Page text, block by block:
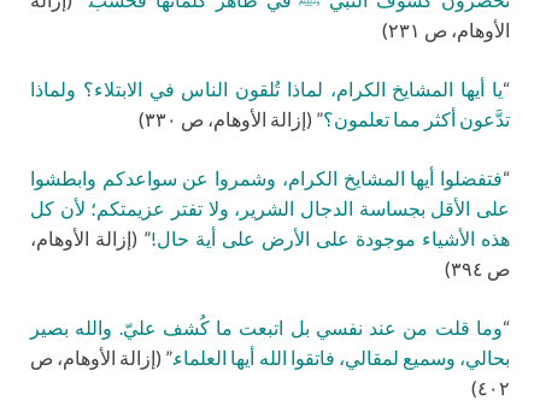
الأوهام، ص ٢٣١)
“يا أيها المشايخ الكرام، لماذا تُلقون الناس في الابتلاء؟ ولماذا
تدَّعون أكثر مما تعلمون؟” (إزالة الأوهام، ص ٣٣٠)
“فتفضلوا أيها المشايخ الكرام، وشمروا عن سواعدكم وابطشوا
على الأقل بجساسة الدجال الشرير، ولا تفتر عزيمتكم؛ لأن كل
هذه الأشياء موجودة على الأرض على أية حال!” (إزالة الأوهام،
ص ٣٩٤)
“وما قلت من عند نفسي بل اتبعت ما كُشف عليّ. والله بصير
بحالي، وسميع لمقالي، فاتقوا الله أيها العلماء.” (إزالة الأوهام، ص
٤٠٢)